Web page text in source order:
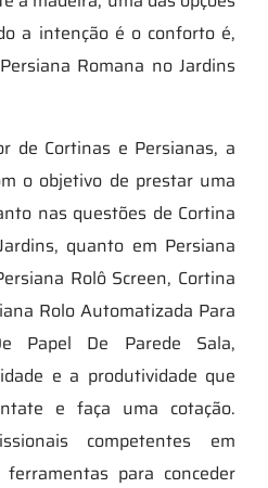
a intenção é o conforto é,
Romana no Jardins
de Cortinas e Persianas, a
o objetivo de prestar uma
nas questões de Cortina
quanto em Persiana
Rolô Screen, Cortina
Rolo Automatizada Para
Papel De Parede Sala,
e a produtividade que
e faça uma cotação.
competentes em
para conceder